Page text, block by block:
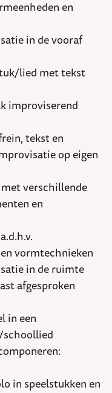
en
in de vooraf
lied met tekst
improviserend
tekst en
op eigen
verschillende
en
vormtechnieken
in de ruimte
afgesproken
in een
schoollied
in speelstukken en